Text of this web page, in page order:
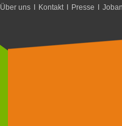
Über uns I Kontakt I Presse I